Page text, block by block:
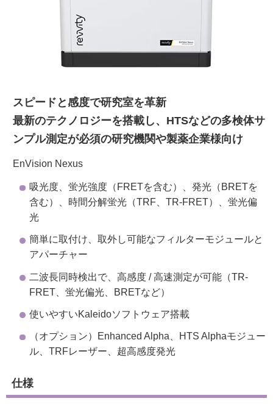
スピードと感度で研究室を革新
最新のテクノロジーを搭載し、HTSなどの多検体サ
ンプル測定が必須の研究機関や製薬企業様向け
EnVision Nexus
吸光度、蛍光強度（FRETを含む）、発光（BRETを
含む）、時間分解蛍光（TRF、TR-FRET）、蛍光偏
光
簡単に取付け、取外し可能なフィルターモジュールと
アパーチャー
二波長同時検出で、高感度 / 高速測定が可能（TR-
FRET、蛍光偏光、BRETなど）
使いやすいKaleidoソフトウェア搭載
（オプション）Enhanced Alpha、HTS Alphaモジュー
ル、TRFレーザー、超高感度発光
仕様
ラボプランニング
実験フローガイド
ワケンG オンラインショップ
和研薬 ホームページ